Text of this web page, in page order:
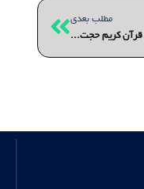
مطلب بعدی
گزارش خبری با مسئول غرفه آستان مقدس حضرت معصومه (س) در سی و سومین نمایشگاه بین المللی قرآن کریم حجت الاسلام والمسلمین فلاح پور
بعدی